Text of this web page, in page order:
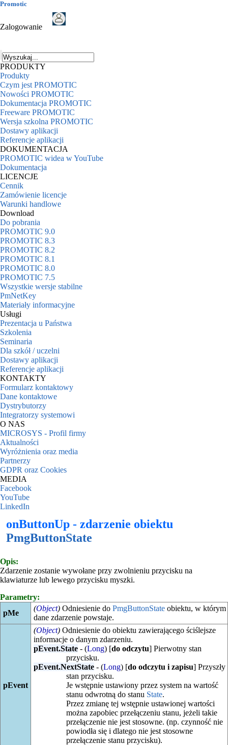
Promotic
Zalogowanie
PRODUKTY
Produkty
Czym jest PROMOTIC
Nowości PROMOTIC
Dokumentacja PROMOTIC
Freeware PROMOTIC
Wersja szkolna PROMOTIC
Dostawy aplikacji
Referencje aplikacji
DOKUMENTACJA
PROMOTIC widea w YouTube
Dokumentacja
LICENCJE
Cennik
Zamówienie licencje
Warunki handlowe
Download
Do pobrania
PROMOTIC 9.0
PROMOTIC 8.3
PROMOTIC 8.2
PROMOTIC 8.1
PROMOTIC 8.0
PROMOTIC 7.5
Wszystkie wersje stabilne
PmNetKey
Materiały informacyjne
Usługi
Prezentacja u Państwa
Szkolenia
Seminaria
Dla szkół / uczelni
Dostawy aplikacji
Referencje aplikacji
KONTAKTY
Formularz kontaktowy
Dane kontaktowe
Dystrybutorzy
Integratorzy systemowi
O NAS
MICROSYS - Profil firmy
Aktualności
Wyróżnienia oraz media
Partnerzy
GDPR oraz Cookies
MEDIA
Facebook
YouTube
LinkedIn
onButtonUp - zdarzenie obiektu
PmgButtonState
Opis:
Zdarzenie zostanie wywołane przy zwolnieniu przycisku na
klawiaturze lub lewego przycisku myszki.
Parametry:
pMe
(Object)Odniesienie do PmgButtonStateobiektu, w którym
dane zdarzenie powstaje.
pEvent
(Object)Odniesienie do obiektu zawierającego ściślejsze
informacje o danym zdarzeniu.
pEvent.State- (Long) [do odczytu] Pierwotny stan
przycisku.
pEvent.NextState- (Long) [do odczytu i zapisu] Przyszły
stan przycisku.
Je wstępnie ustawiony przez system na wartość
stanu odwrotną do stanu State.
Przez zmianę tej wstępnie ustawionej wartości
można zapobiec przełączeniu stanu, jeżeli takie
przełączenie nie jest stosowne. (np. czynność nie
powiodła się i dlatego nie jest stosowne
przełączenie stanu przycisku).